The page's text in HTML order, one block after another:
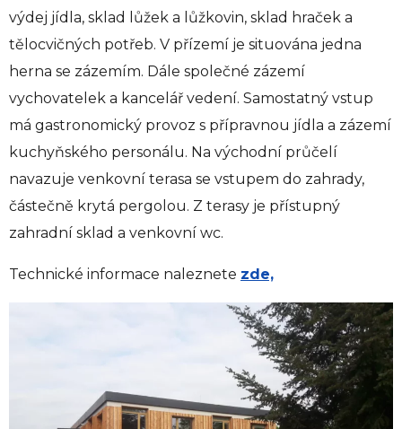
výdej jídla, sklad lůžek a lůžkovin, sklad hraček a
tělocvičných potřeb. V přízemí je situována jedna
herna se zázemím. Dále společné zázemí
vychovatelek a kancelář vedení. Samostatný vstup
má gastronomický provoz s přípravnou jídla a zázemí
kuchyňského personálu. Na východní průčelí
navazuje venkovní terasa se vstupem do zahrady,
částečně krytá pergolou. Z terasy je přístupný
zahradní sklad a venkovní wc.
Technické informace naleznete zde,